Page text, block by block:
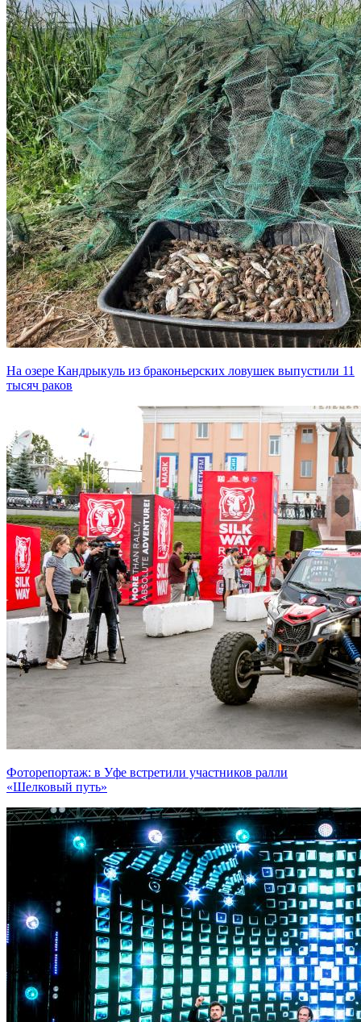
На озере Кандрыкуль из браконьерских ловушек выпустили 11
тысяч раков
Фоторепортаж: в Уфе встретили участников ралли
«Шелковый путь»